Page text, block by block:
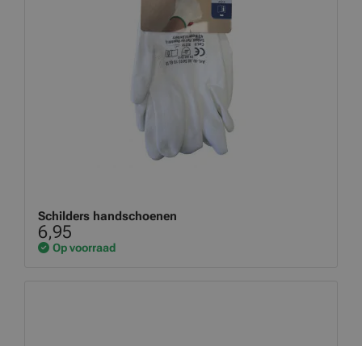
Schilders handschoenen
6,95
Op voorraad